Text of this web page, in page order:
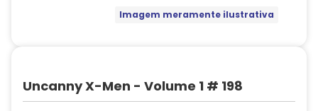
Imagem meramente ilustrativa
Uncanny X-Men - Volume 1 # 198